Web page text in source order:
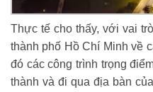
Thực tế cho thấy, với vai
thành phố Hồ Chí Minh về
đó các công trình trọng
thành và đi qua địa bàn